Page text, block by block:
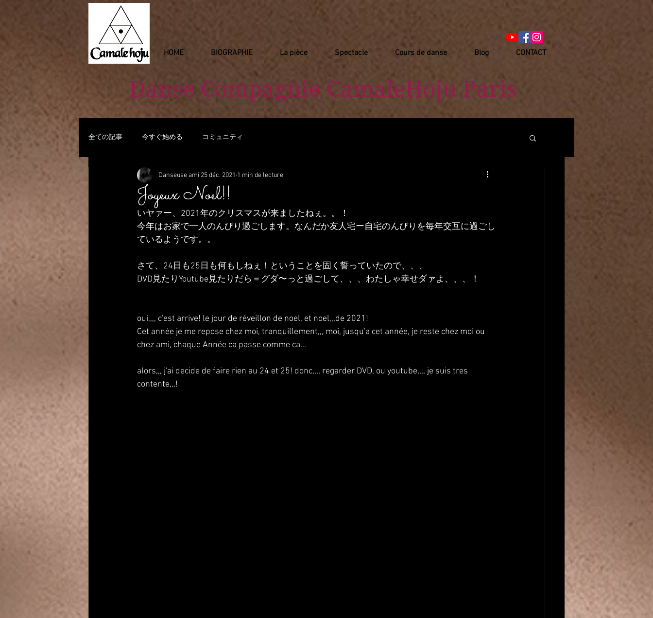
HOME BIOGRAPHIE La pièce Spectacle Cours de danse Blog CONTACT
Danse Compagnie ​ CamaleHoju Paris
全ての記事 今すぐ始める コミュニティ
Joyeux Noel!!
Danseuse ami 25 déc. 2021 1 min de lecture
いヤァー、2021年のクリスマスが来ましたねぇ。。！
今年はお家で一人のんびり過ごします。なんだか友人宅ー自宅のんびりを毎年交互に過ごし
ているようです。。
さて、24日も25日も何もしねぇ！ということを固く誓っていたので、、、
DVD見たりYoutube見たりだら＝グダ〜っと過ごして、、、わたしゃ幸せダァよ、、、！
oui,,,, c'est arrive! le jour de réveillon de noel, et noel,,,de 2021!
Cet année je me repose chez moi, tranquillement,,, moi, jusqu'a cet année, je reste chez moi ou
chez ami, chaque Année ca passe comme ca...
alors,,, j'ai decide de faire rien au 24 et 25! donc,,,, regarder DVD, ou youtube,,,, je suis tres
contente,,,!